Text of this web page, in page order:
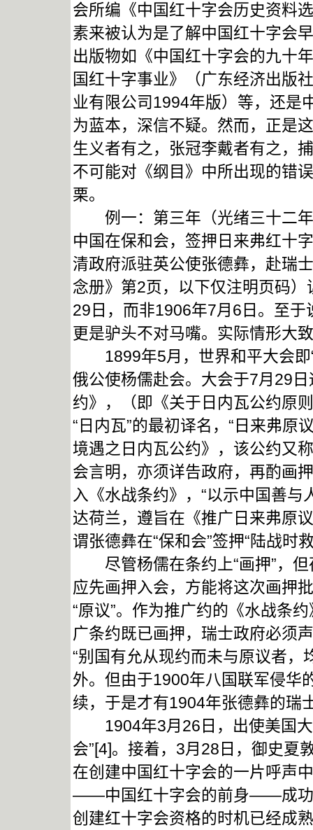
会所编《中国红十字会历史资料
素来被认为是了解中国红十字会
出版物如《中国红十字会的九十
国红十字事业》（广东经济出版
业有限公司1994年版）等，还是
为蓝本，深信不疑。然而，正是
生义者有之，张冠李戴者有之，
不可能对《纲目》中所出现的错
栗。
例一：第三年（光绪三十二年
中国在保和会，签押日来弗红十
清政府派驻英公使张德彝，赴瑞
念册》第2页，以下仅注明页码
29日，而非1906年7月6日。至于
更是驴头不对马嘴。实际情形大
1899年5月，世界和平大会即“
俄公使杨儒赴会。大会于7月29
约》，（即《关于日内瓦公约原
“日内瓦”的最初译名，“日来弗原
境遇之日内瓦公约》，该公约又
会言明，亦须详告政府，再酌画
入《水战条约》，“以示中国善与
达荷兰，遵旨在《推广日来弗原
谓张德彝在“保和会”签押“陆战时
尽管杨儒在条约上“画押”，但
应先画押入会，方能将这次画押
“原议”。作为推广约的《水战条
广条约既已画押，瑞士政府必须
“别国有允从现约而未与原议者，
外。但由于1900年八国联军侵华
续，于是才有1904年张德彝的瑞
1904年3月26日，出使美国大
会”[4]。接着，3月28日，御史夏
在创建中国红十字会的一片呼声
——中国红十字会的前身——成功
创建红十字会资格的时机已经成